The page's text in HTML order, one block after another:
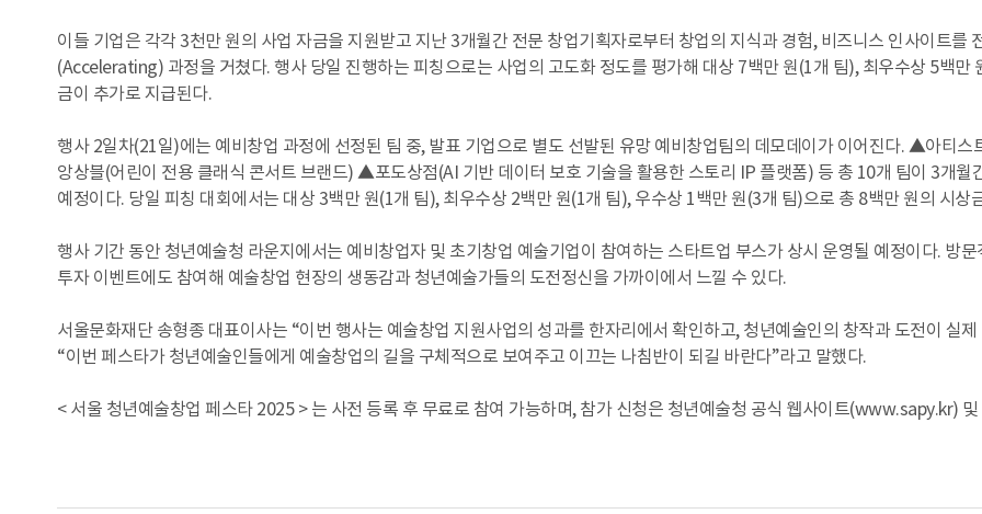
이들 기업은 각각 3천만 원의 사업 자금을 지원받고 지난 3개월간 전문 창업기획자로부터 창업의 지식과 경험, 비즈니스 인사이트를
(Accelerating) 과정을 거쳤다. 행사 당일 진행하는 피칭으로는 사업의 고도화 정도를 평가해 대상 7백만 원(1개 팀), 최우수상 5백
금이 추가로 지급된다.
행사 2일차(21일)에는 예비창업 과정에 선정된 팀 중, 발표 기업으로 별도 선발된 유망 예비창업팀의 데모데이가 이어진다. ▲아티
앙상블(어린이 전용 클래식 콘서트 브랜드) ▲포도상점(AI 기반 데이터 보호 기술을 활용한 스토리 IP 플랫폼) 등 총 10개 팀이 3개
예정이다. 당일 피칭 대회에서는 대상 3백만 원(1개 팀), 최우수상 2백만 원(1개 팀), 우수상 1백만 원(3개 팀)으로 총 8백만 원의 시상
행사 기간 동안 청년예술청 라운지에서는 예비창업자 및 초기창업 예술기업이 참여하는 스타트업 부스가 상시 운영될 예정이다. 방
투자 이벤트에도 참여해 예술창업 현장의 생동감과 청년예술가들의 도전정신을 가까이에서 느낄 수 있다.
서울문화재단 송형종 대표이사는 “이번 행사는 예술창업 지원사업의 성과를 한자리에서 확인하고, 청년예술인의 창작과 도전이 실
“이번 페스타가 청년예술인들에게 예술창업의 길을 구체적으로 보여주고 이끄는 나침반이 되길 바란다”라고 말했다.
< 서울 청년예술창업 페스타 2025 > 는 사전 등록 후 무료로 참여 가능하며, 참가 신청은 청년예술청 공식 웹사이트(www.sapy.kr)